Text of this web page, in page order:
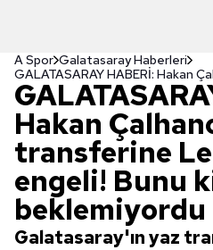
A Spor Galatasaray Haberleri
Hakan
transferine
engeli! Bunu
beklemiyordu
Galatasaray'ın yaz